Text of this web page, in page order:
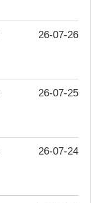
26-07-26
26-07-25
26-07-24